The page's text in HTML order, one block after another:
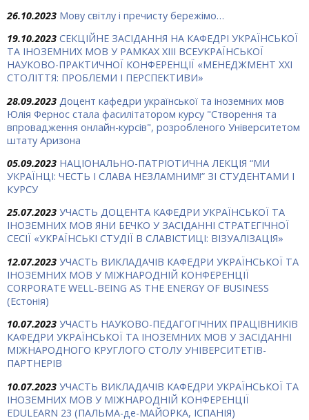
26.10.2023 Мову світлу і пречисту бережімо…
19.10.2023 СЕКЦІЙНЕ ЗАСІДАННЯ НА КАФЕДРІ УКРАЇНСЬКОЇ
ТА ІНОЗЕМНИХ МОВ У РАМКАХ ХIII ВСЕУКРАЇНСЬКОЇ
НАУКОВО-ПРАКТИЧНОЇ КОНФЕРЕНЦІЇ «МЕНЕДЖМЕНТ ХХІ
СТОЛІТТЯ: ПРОБЛЕМИ І ПЕРСПЕКТИВИ»
28.09.2023 Доцент кафедри української та іноземних мов
Юлія Фернос стала фасилітатором курсу "Створення та
впровадження онлайн-курсів", розробленого Університетом
штату Аризона
05.09.2023 НАЦІОНАЛЬНО-ПАТРІОТИЧНА ЛЕКЦІЯ “МИ
УКРАЇНЦІ: ЧЕСТЬ І СЛАВА НЕЗЛАМНИМ!” ЗІ СТУДЕНТАМИ І
КУРСУ
25.07.2023 УЧАСТЬ ДОЦЕНТА КАФЕДРИ УКРАЇНСЬКОЇ ТА
ІНОЗЕМНИХ МОВ ЯНИ БЕЧКО У ЗАСІДАННІ СТРАТЕГІЧНОЇ
СЕСІЇ «УКРАЇНСЬКІ СТУДІЇ В СЛАВІСТИЦІ: ВІЗУАЛІЗАЦІЯ»
12.07.2023 УЧАСТЬ ВИКЛАДАЧІВ КАФЕДРИ УКРАЇНСЬКОЇ ТА
ІНОЗЕМНИХ МОВ У МІЖНАРОДНІЙ КОНФЕРЕНЦІЇ
CORPORATE WELL-BEING AS THE ENERGY OF BUSINESS
(Естонія)
10.07.2023 УЧАСТЬ НАУКОВО-ПЕДАГОГІЧНИХ ПРАЦІВНИКІВ
КАФЕДРИ УКРАЇНСЬКОЇ ТА ІНОЗЕМНИХ МОВ У ЗАСІДАННІ
МІЖНАРОДНОГО КРУГЛОГО СТОЛУ УНІВЕРСИТЕТІВ-
ПАРТНЕРІВ
10.07.2023 УЧАСТЬ ВИКЛАДАЧІВ КАФЕДРИ УКРАЇНСЬКОЇ ТА
ІНОЗЕМНИХ МОВ У МІЖНАРОДНІЙ КОНФЕРЕНЦІЇ
EDULEARN 23 (ПАЛЬМА-де-МАЙОРКА, ІСПАНІЯ)